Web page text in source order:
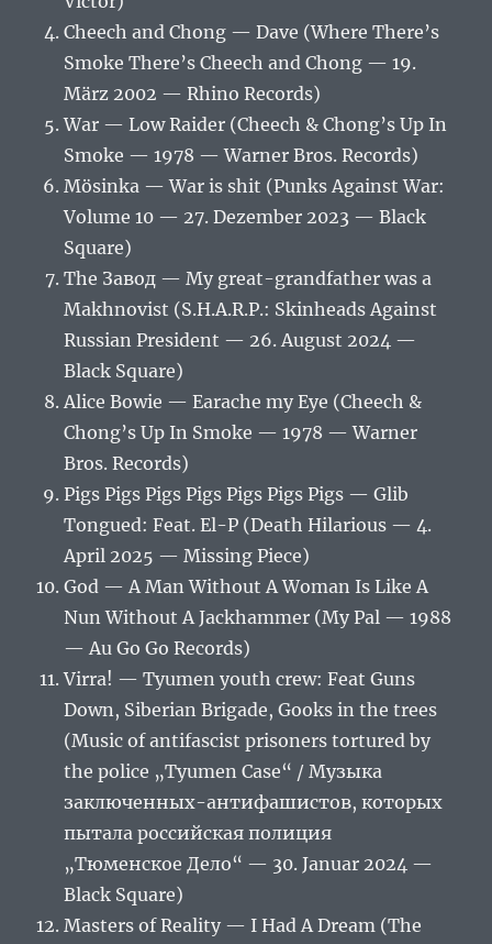
Cheech and Chong — Dave (Where There’s
Smoke There’s Cheech and Chong — 19.
März 2002 — Rhino Records)
War — Low Raider (Cheech & Chong’s Up In
Smoke — 1978 — Warner Bros. Records)
Mösinka — War is shit (Punks Against War:
Volume 10 — 27. Dezember 2023 — Black
Square)
The Завод — My great-grandfather was a
Makhnovist (S.H.A.R.P.: Skinheads Against
Russian President — 26. August 2024 —
Black Square)
Alice Bowie — Earache my Eye (Cheech &
Chong’s Up In Smoke — 1978 — Warner
Bros. Records)
Pigs Pigs Pigs Pigs Pigs Pigs Pigs — Glib
Tongued: Feat. El-P (Death Hilarious — 4.
April 2025 — Missing Piece)
God — A Man Without A Woman Is Like A
Nun Without A Jackhammer (My Pal — 1988
— Au Go Go Records)
Virra! — Tyumen youth crew: Feat Guns
Down, Siberian Brigade, Gooks in the trees
(Music of antifascist prisoners tortured by
the police „Tyumen Case“ / Музыка
заключенных-антифашистов, которых
пытала российская полиция
„Тюменское Дело“ — 30. Januar 2024 —
Black Square)
Masters of Reality — I Had A Dream (The